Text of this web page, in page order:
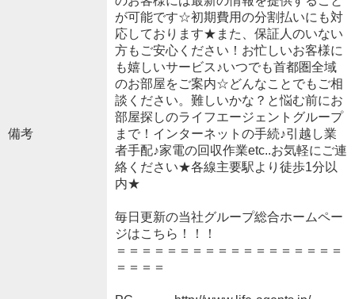
備考
が可能です☆初期費用の分割払いにも対
応しております★また、保証人のいない
方もご安心ください！お忙しいお客様に
も嬉しいサービス♪いつでも首都圏全域
のお部屋をご案内☆どんなことでもご相
談ください。難しいかな？と悩む前にお
部屋探しのライフエージェントグループ
まで！インターネットの手続♪引越し業
者手配♪家電の回収作業etc..お気軽にご連
絡ください★各線主要駅より徒歩1分以
内★
毎日更新の当社グループ総合ホームペー
ジはこちら！！！
＝＝＝＝＝＝＝＝＝＝＝＝＝＝＝＝＝＝
＝＝＝＝